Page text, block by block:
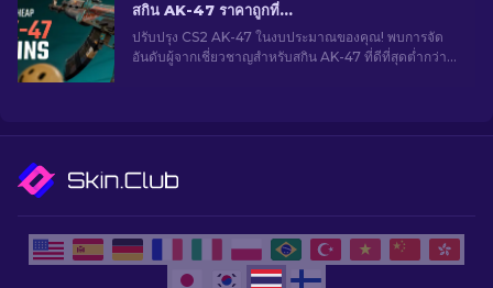
สกิน AK-47 ราคาถูกที่ดีที่สุดใน CS2 ต่ำกว่า 10 ดอลลาร์
ปรับปรุง CS2 AK-47 ในงบประมาณของคุณ! พบการจัด
อันดับผู้จากเชี่ยวชาญสำหรับสกิน AK-47 ที่ดีที่สุดต่ำกว่า